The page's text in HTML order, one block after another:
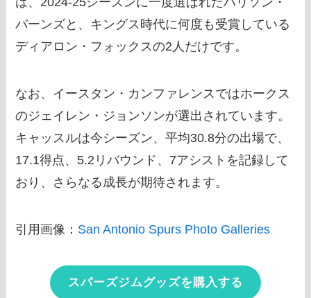
バーンズと、キングス時代に何度も受賞している
ディアロン・フォックスの2人だけです。
なお、イースタン・カンファレンスではホークス
のジェイレン・ジョンソンが選出されています。
キャッスルは今シーズン、平均30.8分の出場で、
17.1得点、5.2リバウンド、7アシストを記録して
おり、さらなる成長が期待されます。
引用画像： San Antonio Spurs Photo Galleries
スパーズジムグッズを購入する